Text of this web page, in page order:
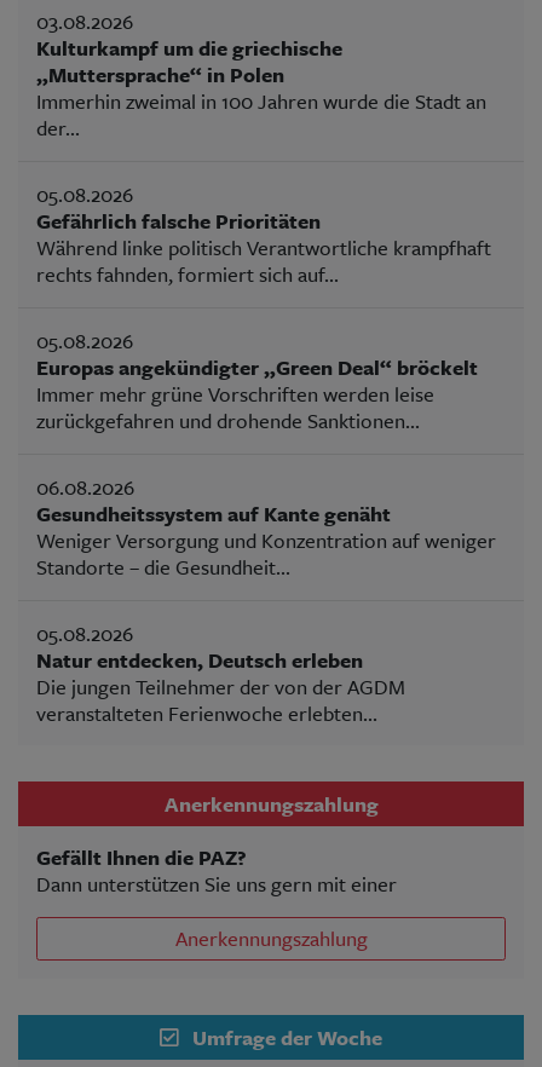
03.08.2026
Kulturkampf um die griechische
„Muttersprache“ in Polen
Immerhin zweimal in 100 Jahren wurde die Stadt an
der...
05.08.2026
Gefährlich falsche Prioritäten
Während linke politisch Verantwortliche krampfhaft
rechts fahnden, formiert sich auf...
05.08.2026
Europas angekündigter „Green Deal“ bröckelt
Immer mehr grüne Vorschriften werden leise
zurückgefahren und drohende Sanktionen...
06.08.2026
Gesundheitssystem auf Kante genäht
Weniger Versorgung und Konzentration auf weniger
Standorte – die Gesundheit...
05.08.2026
Natur entdecken, Deutsch erleben
Die jungen Teilnehmer der von der AGDM
veranstalteten Ferienwoche erlebten...
Anerkennungszahlung
Gefällt Ihnen die PAZ?
Dann unterstützen Sie uns gern mit einer
Anerkennungszahlung
Umfrage der Woche